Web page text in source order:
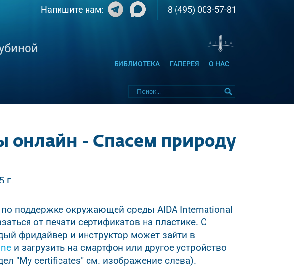
Напишите нам: 8 (495) 003-57-81
БИБЛИОТЕКА ГАЛЕРЕЯ О НАС
онлайн - Спасем природу
г.
поддержке окружающей среды AIDA International
от печати сертификатов на пластике. С
фридайвер и инструктор может зайти в
и загрузить на смартфон или другое устройство
"My certificates" см. изображение слева).